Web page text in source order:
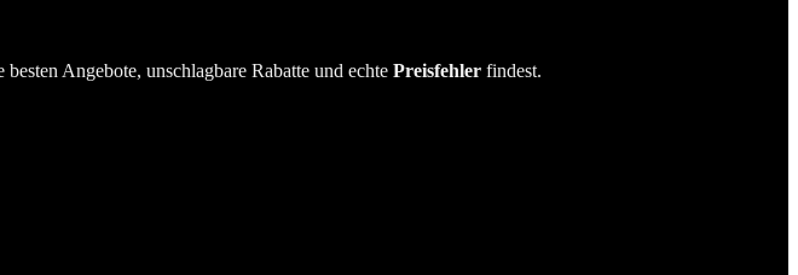
Angebote, unschlagbare Rabatte und echte Preisfehler findest.